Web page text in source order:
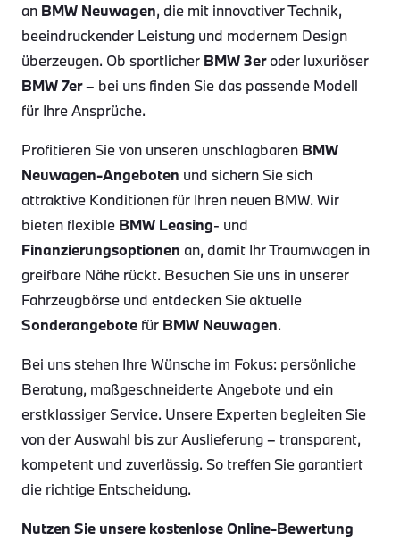
an BMW Neuwagen, die mit innovativer Technik,
beeindruckender Leistung und modernem Design
überzeugen. Ob sportlicher BMW 3eroder luxuriöser
BMW 7er– bei uns finden Sie das passende Modell
für Ihre Ansprüche.
Profitieren Sie von unseren unschlagbaren BMW
Neuwagen-Angeboten und sichern Sie sich
attraktive Konditionen für Ihren neuen BMW. Wir
bieten flexible BMW Leasing- und
Finanzierungsoptionen an, damit Ihr Traumwagen in
greifbare Nähe rückt. Besuchen Sie uns in unserer
Fahrzeugbörse und entdecken Sie aktuelle
Sonderangebote für BMW Neuwagen.
Bei uns stehen Ihre Wünsche im Fokus: persönliche
Beratung, maßgeschneiderte Angebote und ein
erstklassiger Service. Unsere Experten begleiten Sie
von der Auswahl bis zur Auslieferung – transparent,
kompetent und zuverlässig. So treffen Sie garantiert
die richtige Entscheidung.
Nutzen Sie unsere kostenlose Online-Bewertung